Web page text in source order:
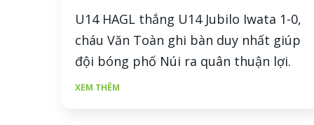
U14 HAGL thắng U14 Jubilo Iwata 1-0,
cháu Văn Toàn ghi bàn duy nhất giúp
đội bóng phố Núi ra quân thuận lợi.
XEM THÊM